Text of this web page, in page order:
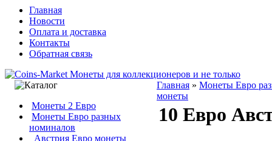
Главная
Новости
Оплата и доставка
Контакты
Обратная связь
Монеты 2 Евро
Монеты Евро разных
номиналов
Австрия Евро монеты
Главная » Монеты Евро
монеты
10 Евро